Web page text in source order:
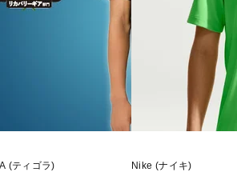
(ティゴラ) Nike (ナイキ)